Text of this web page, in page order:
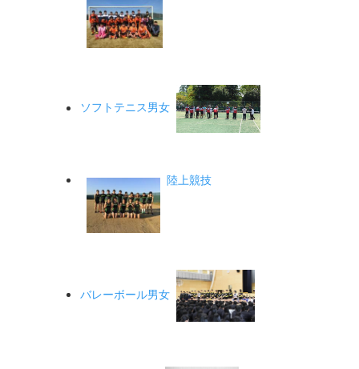
ソフトテニス男女
陸上競技
バレーボール男女